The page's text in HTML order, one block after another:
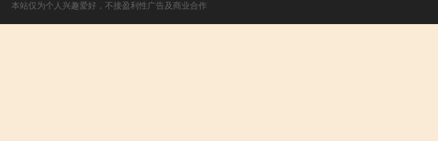
本站仅为个人兴趣爱好，不接盈利性广告及商业合作